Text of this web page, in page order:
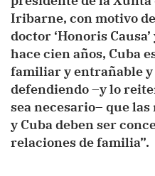
Iribarne, con motivo
doctor ‘Honoris
hace cien años, Cuba
familiar y entrañable
defendiendo –y lo
sea necesario– que
y Cuba deben ser
relaciones de familia”.